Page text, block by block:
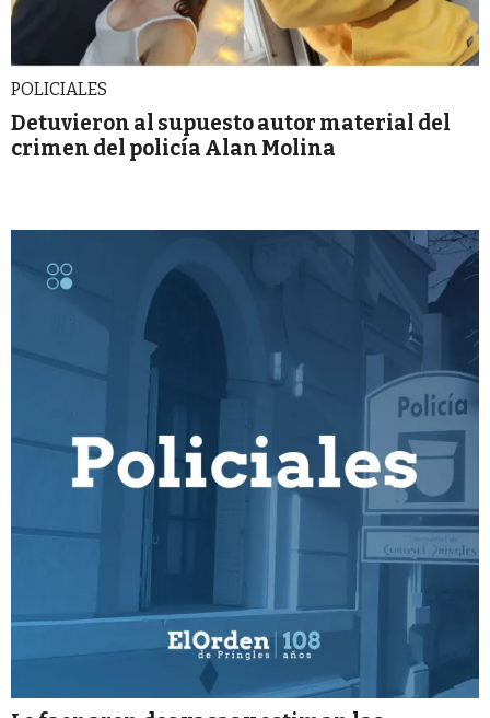
POLICIALES
Detuvieron al supuesto autor material del
crimen del policía Alan Molina